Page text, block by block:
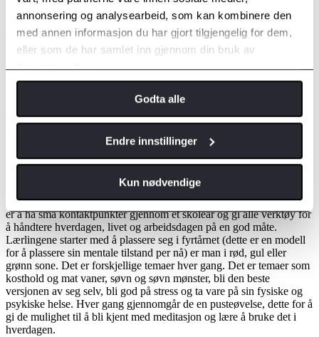
annonsering og analysearbeid, som kan kombinere den
med annen informasjon du har gjort tilgjengelig for dem,
eller som de har samlet inn gjennom din bruk av
tjenestene deres.
Godta alle
Endre innstillinger
Kun nødvendige
Mental helse blant unge er en stor utfordring generelt, og det er
fantastisk at et opplæringskontor vektlegger å arbeide med dette.
Generelt er nivået på årets nominerte veldig høyt, og det er fint å se
hvor mye godt bærekraftsarbeid som gjøres i bransjen, sier Heidi
konsern som opererer innen bilbransjen med en rekke bilforhandlere
og verksteder. De har sett behov for å styrke lærlingenes mentale
helse og starter derfor prosjektet Superlærling.
I prosjektet får lærlingene coaching gjennom et år. Opplegget er
utarbeidet i samarbeid med Ledervekst v/ Mona Gran som er
mentaltrener i samarbeid med opplæringskontoret.
De inviterer til fysiske samlinger, nettmøter, videokurs osv. hensikten
er å ha små kontaktpunkter gjennom et skoleår og gi alle verktøy for
å håndtere hverdagen, livet og arbeidsdagen på en god måte.
Lærlingene starter med å plassere seg i fyrtårnet (dette er en modell
for å plassere sin mentale tilstand per nå) er man i rød, gul eller
grønn sone. Det er forskjellige temaer hver gang. Det er temaer som
kosthold og mat vaner, søvn og søvn mønster, bli den beste
versjonen av seg selv, bli god på stress og ta vare på sin fysiske og
psykiske helse. Hver gang gjennomgår de en pusteøvelse, dette for å
gi de mulighet til å bli kjent med meditasjon og lære å bruke det i
hverdagen.